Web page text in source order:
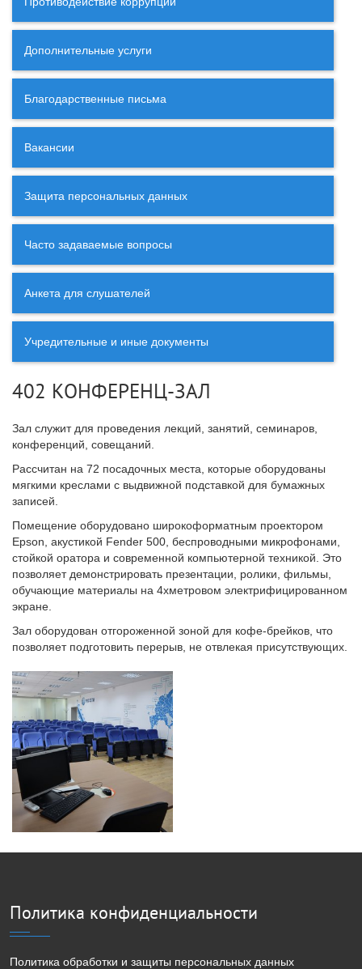
Дополнительные услуги
Благодарственные письма
Вакансии
Защита персональных данных
Часто задаваемые вопросы
Анкета для слушателей
Учредительные и иные документы
402 КОНФЕРЕНЦ-ЗАЛ
Зал служит для проведения лекций, занятий, семинаров,
конференций, совещаний.
Рассчитан на 72 посадочных места, которые оборудованы
мягкими креслами с выдвижной подставкой для бумажных
записей.
Помещение оборудовано широкоформатным проектором
Epson, акустикой Fender 500, беспроводными микрофонами,
стойкой оратора и современной компьютерной техникой. Это
позволяет демонстрировать презентации, ролики, фильмы,
обучающие материалы на 4хметровом электрифицированном
экране.
Зал оборудован отгороженной зоной для кофе-брейков, что
позволяет подготовить перерыв, не отвлекая присутствующих.
Политика конфиденциальности
Политика обработки и защиты персональных данных